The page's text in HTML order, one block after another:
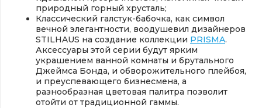
природный горный хрусталь;
Классический галстук-бабочка, как символ
вечной элегантности, воодушевил дизайнеров
STILHAUS на создание коллекции PRISMA.
Аксессуары этой серии будут ярким
украшением ванной комнаты и брутального
Джеймса Бонда, и обворожительного плейбоя,
и преуспевающего бизнесмена, а
разнообразная цветовая палитра позволит
отойти от традиционной гаммы.